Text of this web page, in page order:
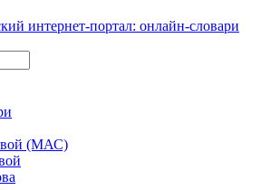
интернет-портал: онлайн-словари
(МАС)